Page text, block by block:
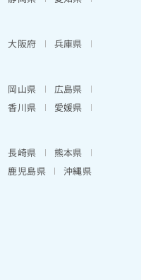
大阪府
兵庫県
岡山県
広島県
香川県
愛媛県
長崎県
熊本県
鹿児島県 沖縄県